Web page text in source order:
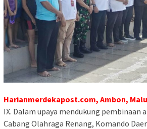
Harianmerdekapost.com, Ambon,
IX. Dalam upaya mendukung pembinaan
Cabang Olahraga Renang, Komando